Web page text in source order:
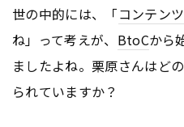
世の中的には、「コンテンツ
ね」って考えが、 BtoCから
ましたよね。栗原さんはど
られていますか？